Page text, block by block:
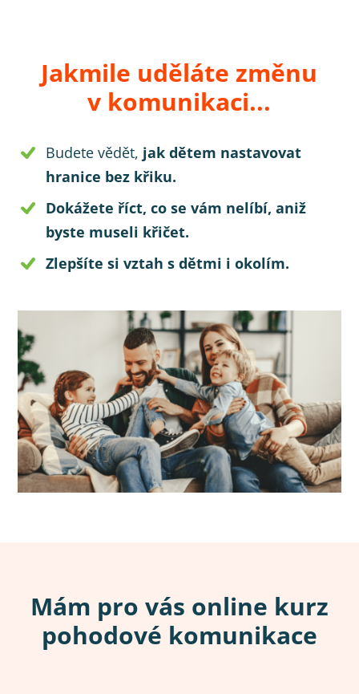
Jakmile uděláte změnu
v komunikaci...
Budete vědět, jak dětem nastavovat
hranice bez křiku.
Dokážete říct, co se vám nelíbí, aniž
byste museli křičet.
Zlepšíte si vztah s dětmi i okolím.
Mám pro vás online kurz
pohodové komunikace